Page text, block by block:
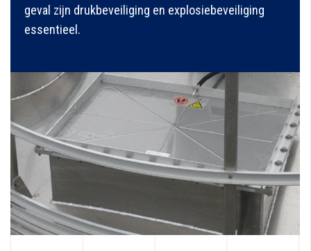
geval zijn drukbeveiliging en explosiebeveiliging
essentieel.